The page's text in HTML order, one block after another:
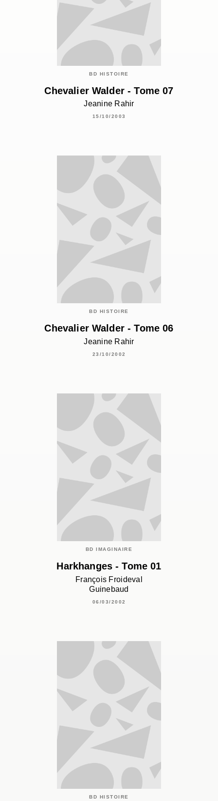
BD HISTOIRE
Chevalier Walder - Tome 07
Jeanine Rahir
15/10/2003
BD HISTOIRE
Chevalier Walder - Tome 06
Jeanine Rahir
23/10/2002
BD IMAGINAIRE
Harkhanges - Tome 01
François Froideval
Guinebaud
06/03/2002
BD HISTOIRE